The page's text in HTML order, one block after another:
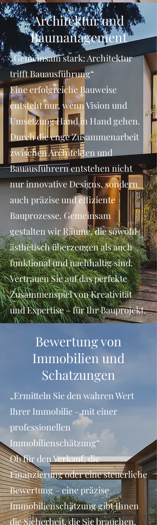
Architektur und
Baumanagement
„Gemeinsam stark: Architektur
trifft Bauausführung“
Eine erfolgreiche Bauweise
entsteht nur, wenn Vision und
Umsetzung Hand in Hand gehen.
Durch die enge Zusammenarbeit
zwischen Architekten und
Bauausführern entstehen nicht
nur innovative Designs, sondern
auch präzise und effiziente
Bauprozesse. Gemeinsam
gestalten wir Räume, die sowohl
ästhetisch überzeugen als auch
funktional und nachhaltig sind.
Vertrauen Sie auf das perfekte
Zusammenspiel von Kreativität
und Expertise – für Ihr Bauprojekt.
Bewertung von
Immobilien und
Schatzungen
„Ermitteln Sie den wahren Wert
Ihrer Immobilie – mit einer
professionellen
Immobilienschätzung“
Ob für den Verkauf, die
Finanzierung oder eine steuerliche
Bewertung – eine präzise
Immobilienschätzung gibt Ihnen
die Sicherheit, die Sie brauchen.